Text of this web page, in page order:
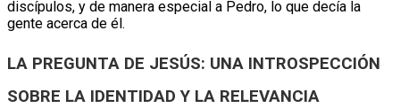
discípulos, y de manera especial a Pedro, lo que decía la
gente acerca de él.
LA PREGUNTA DE JESÚS: UNA INTROSPECCIÓN
SOBRE LA IDENTIDAD Y LA RELEVANCIA